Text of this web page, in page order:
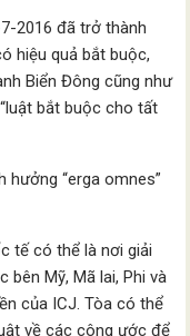
2016 đã trở thành
hiệu quả bắt buộc,
Biển Đông cũng như
bắt buộc cho tất
hưởng “erga omnes”
tế có thể là nơi giải
bên Mỹ, Mã lai, Phi và
của ICJ. Tòa có thể
về các công ước để